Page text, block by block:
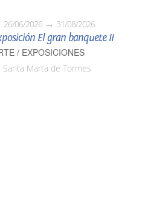
26/06/2026 31/08/2026
El gran banquete II
/ EXPOSICIONES
Santa Marta de Tormes